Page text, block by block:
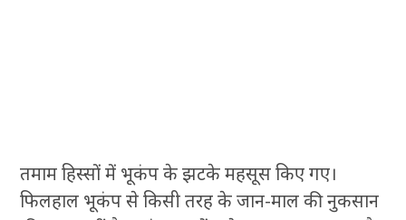
तमाम हिस्सों में भूकंप के झटके महसूस किए गए।
फिलहाल भूकंप से किसी तरह के जान-माल की नुकसान